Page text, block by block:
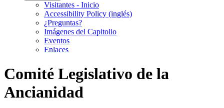
Visitantes - Inicio
Accessibility Policy (inglés)
¿Preguntas?
Imágenes del Capitolio
Eventos
Enlaces
Comité Legislativo de la
Ancianidad